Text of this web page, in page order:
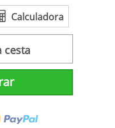
Calculadora
cesta